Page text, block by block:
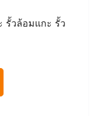
รั้วล้อมแกะ รั้ว